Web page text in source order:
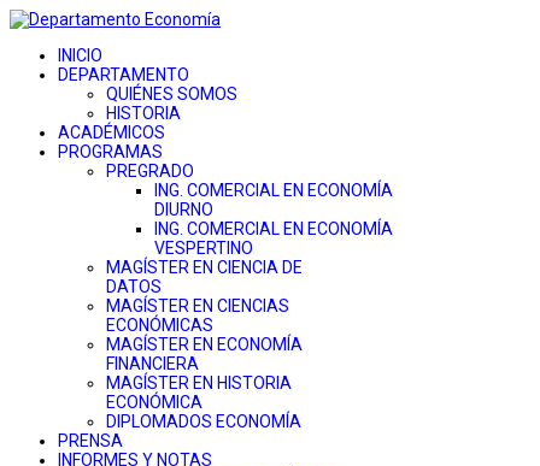
INICIO
DEPARTAMENTO
QUIÉNES SOMOS
HISTORIA
ACADÉMICOS
PROGRAMAS
PREGRADO
ING. COMERCIAL EN ECONOMÍA
DIURNO
ING. COMERCIAL EN ECONOMÍA
VESPERTINO
MAGÍSTER EN CIENCIA DE
DATOS
MAGÍSTER EN CIENCIAS
ECONÓMICAS
MAGÍSTER EN ECONOMÍA
FINANCIERA
MAGÍSTER EN HISTORIA
ECONÓMICA
DIPLOMADOS ECONOMÍA
PRENSA
INFORMES Y NOTAS